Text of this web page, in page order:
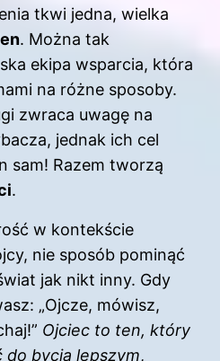
tkwi jedna, wielka
. Można tak
ekipa wsparcia, która
na różne sposoby.
zwraca uwagę na
jednak ich cel
sam! Razem tworzą
.
w kontekście
nie sposób pominąć
jak nikt inny. Gdy
„Ojcze, mówisz,
Ojciec to ten, który
do bycia lepszym,